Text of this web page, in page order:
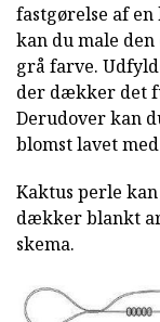
fastgørelse af
kan du male
grå farve.
der dækker det
Derudover kan
blomst lavet
Kaktus perle
dækker blankt
skema.